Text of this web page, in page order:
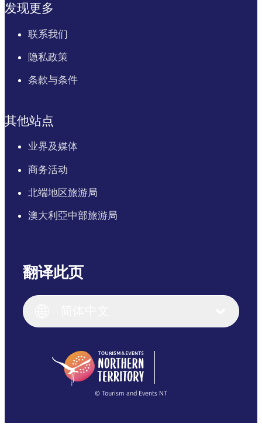
发现更多
联系我们
隐私政策
条款与条件
其他站点
业界及媒体
商务活动
北端地区旅游局
澳大利亞中部旅游局
翻译此页
English (US)
English
(Singapore)
Français
繁體中文
© Tourism and Events NT